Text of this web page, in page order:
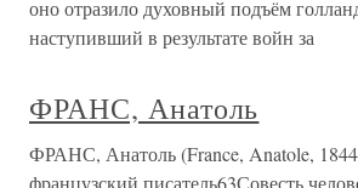
оно отразило духовный подъём
наступивший в результате войн за
ФРАНС, Анатоль
ФРАНС, Анатоль (France, Anatole,
французский писатель63Совесть